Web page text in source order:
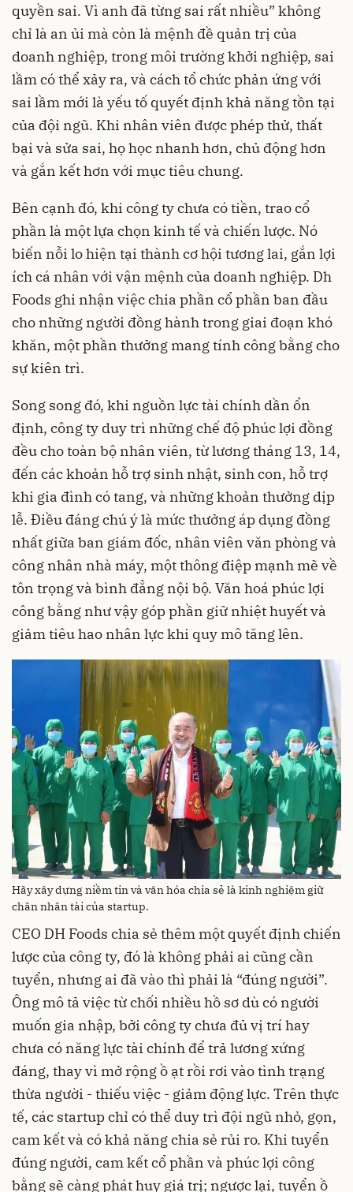
quyền sai. Vì anh đã từng sai rất nhiều” không
chỉ là an ủi mà còn là mệnh đề quản trị của
doanh nghiệp, trong môi trường khởi nghiệp, sai
lầm có thể xảy ra, và cách tổ chức phản ứng với
sai lầm mới là yếu tố quyết định khả năng tồn tại
của đội ngũ. Khi nhân viên được phép thử, thất
bại và sửa sai, họ học nhanh hơn, chủ động hơn
và gắn kết hơn với mục tiêu chung.
Bên cạnh đó, khi công ty chưa có tiền, trao cổ
phần là một lựa chọn kinh tế và chiến lược. Nó
biến nỗi lo hiện tại thành cơ hội tương lai, gắn lợi
ích cá nhân với vận mệnh của doanh nghiệp. Dh
Foods ghi nhận việc chia phần cổ phần ban đầu
cho những người đồng hành trong giai đoạn khó
khăn, một phần thưởng mang tính công bằng cho
sự kiên trì.
Song song đó, khi nguồn lực tài chính dần ổn
định, công ty duy trì những chế độ phúc lợi đồng
đều cho toàn bộ nhân viên, từ lương tháng 13, 14,
đến các khoản hỗ trợ sinh nhật, sinh con, hỗ trợ
khi gia đình có tang, và những khoản thưởng dịp
lễ. Điều đáng chú ý là mức thưởng áp dụng đồng
nhất giữa ban giám đốc, nhân viên văn phòng và
công nhân nhà máy, một thông điệp mạnh mẽ về
tôn trọng và bình đẳng nội bộ. Văn hoá phúc lợi
công bằng như vậy góp phần giữ nhiệt huyết và
giảm tiêu hao nhân lực khi quy mô tăng lên.
Hãy xây dựng niềm tin và văn hóa chia sẻ là kinh nghiệm giữ
chân nhân tài của startup.
CEO DH Foods chia sẻ thêm một quyết định chiến
lược của công ty, đó là không phải ai cũng cần
tuyển, nhưng ai đã vào thì phải là “đúng người”.
Ông mô tả việc từ chối nhiều hồ sơ dù có người
muốn gia nhập, bởi công ty chưa đủ vị trí hay
chưa có năng lực tài chính để trả lương xứng
đáng, thay vì mở rộng ồ ạt rồi rơi vào tình trạng
thừa người - thiếu việc - giảm động lực. Trên thực
tế, các startup chỉ có thể duy trì đội ngũ nhỏ, gọn,
cam kết và có khả năng chia sẻ rủi ro. Khi tuyển
đúng người, cam kết cổ phần và phúc lợi công
bằng sẽ càng phát huy giá trị; ngược lại, tuyển ồ